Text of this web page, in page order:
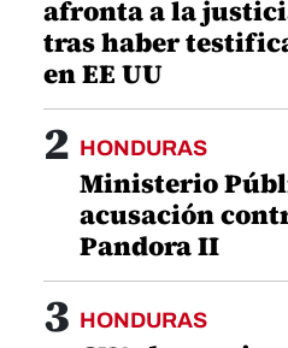
afronta a la
tras haber
en EE UU
2 HONDURAS
Ministerio
acusación
Pandora II
3 HONDURAS